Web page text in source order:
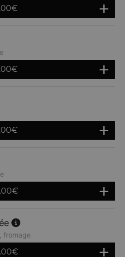
€
€
€
€
fromage
€